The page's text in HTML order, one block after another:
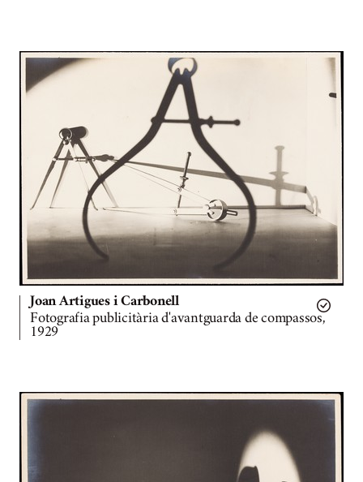
Joan Artigues i Carbonell
Fotografia publicitària d'avantguarda de compassos,
1929